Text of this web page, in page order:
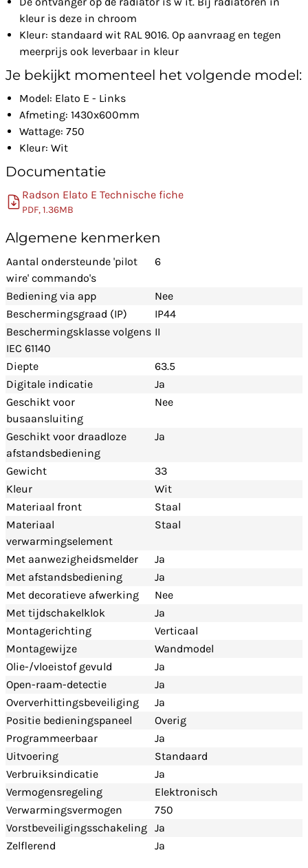
kleur is deze in chroom
Kleur: standaard wit RAL 9016. Op aanvraag en tegen
meerprijs ook leverbaar in kleur
Je bekijkt momenteel het volgende model:
Model: Elato E - Links
Afmeting: 1430x600mm
Wattage: 750
Kleur: Wit
Documentatie
Radson Elato E Technische fiche
PDF, 1.36MB
Algemene kenmerken
Aantal ondersteunde 'pilot
wire' commando's
6
Bediening via app
Nee
Beschermingsgraad (IP)
IP44
Beschermingsklasse volgens
IEC 61140
II
Diepte
63.5
Digitale indicatie
Ja
Geschikt voor
busaansluiting
Nee
Geschikt voor draadloze
afstandsbediening
Ja
Gewicht
33
Kleur
Wit
Materiaal front
Staal
Materiaal
verwarmingselement
Staal
Met aanwezigheidsmelder
Ja
Met afstandsbediening
Ja
Met decoratieve afwerking
Nee
Met tijdschakelklok
Ja
Montagerichting
Verticaal
Montagewijze
Wandmodel
Olie-/vloeistof gevuld
Ja
Open-raam-detectie
Ja
Oververhittingsbeveiliging
Ja
Positie bedieningspaneel
Overig
Programmeerbaar
Ja
Uitvoering
Standaard
Verbruiksindicatie
Ja
Vermogensregeling
Elektronisch
Verwarmingsvermogen
750
Vorstbeveiligingsschakeling Ja
Zelflerend
Ja